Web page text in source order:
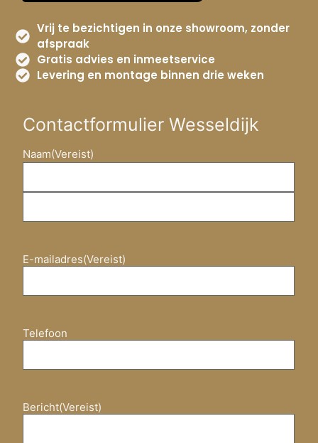
Vrij te bezichtigen in onze showroom, zonder
afspraak
Gratis advies en inmeetservice
Levering en montage binnen drie weken
Contactformulier Wesseldijk
Naam(Vereist)
E-mailadres(Vereist)
Telefoon
Bericht(Vereist)